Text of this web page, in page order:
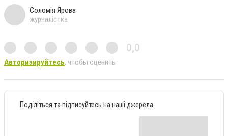
Соломія Ярова
журналістка
0,0
Авторизируйтесь, чтобы оценить
Поділіться та підписуйтесь на наші джерела